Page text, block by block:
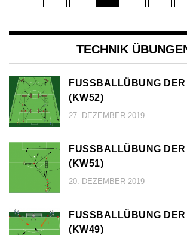
Beiträge
TECHNIK
FUSSBALLÜBUNG DER
KW52)
27. DEZEMBER 2019
FUSSBALLÜBUNG DER
KW51)
20. DEZEMBER 2019
FUSSBALLÜBUNG DER
KW49)